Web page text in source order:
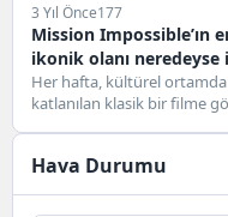
3 Yıl Önce177
Mission Impossible’ın
ikonik olanı neredeyse
yaramadı
Her hafta, kültürel ortamda
katlanılan klasik bir filme
Hava Durumu